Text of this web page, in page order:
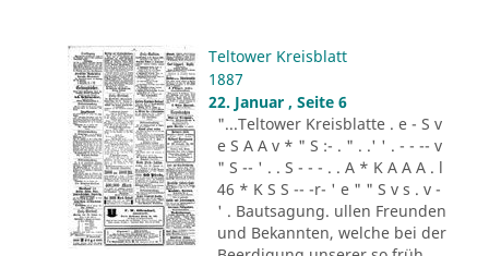
Teltower Kreisblatt
1887
22. Januar , Seite 6
"...Teltower Kreisblatte . e - S v
e S A A v * " S :- . " . .' ' . - - -- v
" S -- ' . . S - - - . . A * K A A A . l
46 * K S S -- -r- ' e " " S v s . v -
' . Bautsagung. ullen Freunden
und Bekannten, welche bei der